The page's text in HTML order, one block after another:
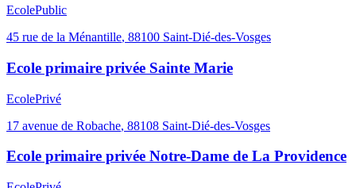
EcolePublic
45 rue de la Ménantille, 88100 Saint-Dié-des-Vosges
Ecole primaire privée Sainte Marie
EcolePrivé
17 avenue de Robache, 88108 Saint-Dié-des-Vosges
Ecole primaire privée Notre-Dame de La Providence